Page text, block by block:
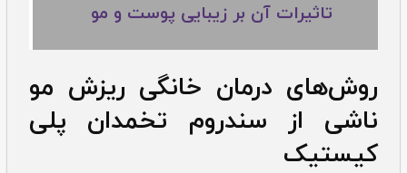
تاثیرات آن بر زیبایی پوست و مو
‌‌‌‌روش‌های درمان خانگی ریزش مو
ناشی از سندروم تخمدان پلی
کیستیک